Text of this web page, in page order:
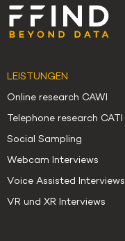
LEISTUNGEN
Online research CAWI
Telephone research CATI
Social Sampling
Webcam Interviews
Voice Assisted Interviews
VR und XR Interviews